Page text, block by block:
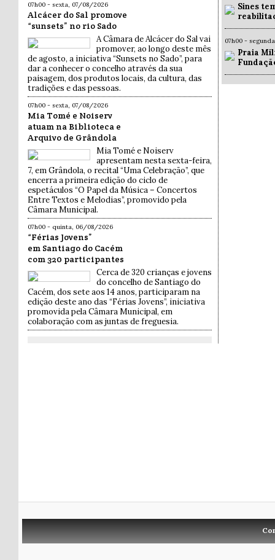
07h00 - sexta, 07/08/2026
Alcácer do Sal promove
“sunsets” no rio Sado
A Câmara de Alcácer do Sal vai
promover, ao longo deste mês
de agosto, a iniciativa “Sunsets no Sado”, para
dar a conhecer o concelho através da sua
paisagem, dos produtos locais, da cultura, das
tradições e das pessoas.
07h00 - sexta, 07/08/2026
Mia Tomé e Noiserv
atuam na Biblioteca e
Arquivo de Grândola
Mia Tomé e Noiserv
apresentam nesta sexta-feira,
7, em Grândola, o recital “Uma Celebração”, que
encerra a primeira edição do ciclo de
espetáculos “O Papel da Música – Concertos
Entre Textos e Melodias”, promovido pela
Câmara Municipal.
07h00 - quinta, 06/08/2026
“Férias Jovens”
em Santiago do Cacém
com 320 participantes
Cerca de 320 crianças e jovens
do concelho de Santiago do
Cacém, dos sete aos 14 anos, participaram na
edição deste ano das “Férias Jovens”, iniciativa
promovida pela Câmara Municipal, em
colaboração com as juntas de freguesia.
Sines
07h00 -
Praia